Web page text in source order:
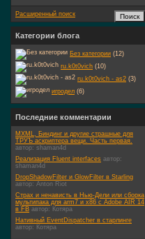
Расширенный поиск
Категории блога
Без категории (12)
ru.k0t0vich (10)
ru.k0t0vich - as2 (3)
игродел (6)
Последние комментарии
MXML, Биндинг и другие страшные для
ТРУЪ аскриптера вещи. Часть первая.
автор: shaman4d
Реализация Fluent interfaces автор:
shaman4d
DropShadowFilter и GlowFilter в Starling
автор: Anton Riot
Страх и ненависть в Нью-Дели или сборка
мультипака для arm7 и x86 c Adobe AIR 14
в FB автор: Котяра
Нативный EventDispatcher в старлинге
автор: Котяра